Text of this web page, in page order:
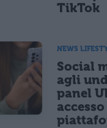
TikTok
NEWS
Social
agli
panel